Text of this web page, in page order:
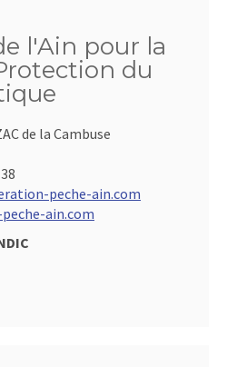
l'Ain pour la
du
de la Cambuse
peche-ain.com
ain.com